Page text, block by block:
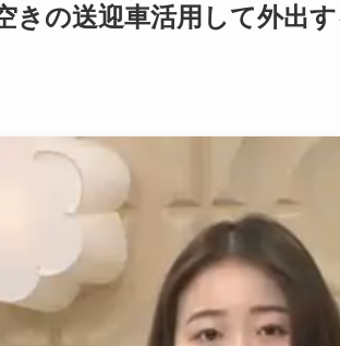
きの送迎車活用して外出